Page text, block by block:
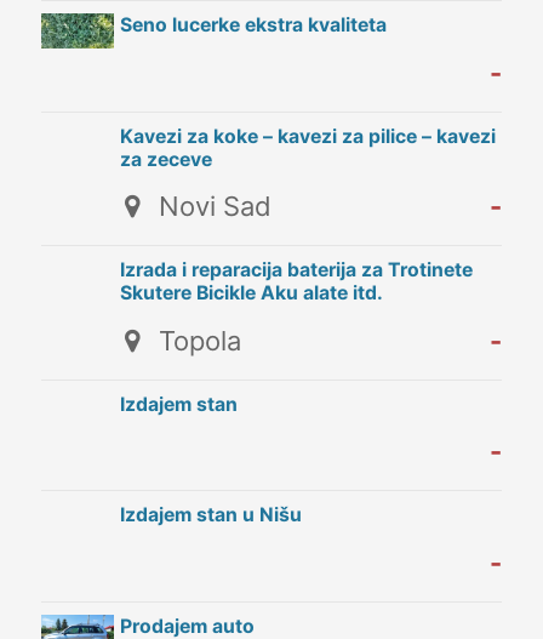
Seno lucerke ekstra kvaliteta
-
Kavezi za koke – kavezi za pilice – kavezi
za zeceve
Novi Sad -
Izrada i reparacija baterija za Trotinete
Skutere Bicikle Aku alate itd.
Topola -
Izdajem stan
-
Izdajem stan u Nišu
-
Prodajem auto